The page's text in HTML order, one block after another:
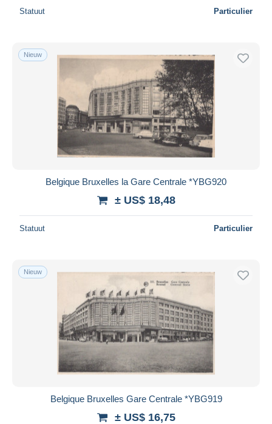
Statuut Particulier
Nieuw
Belgique Bruxelles la Gare Centrale *YBG920
± US$ 18,48
Statuut Particulier
Nieuw
Belgique Bruxelles Gare Centrale *YBG919
± US$ 16,75